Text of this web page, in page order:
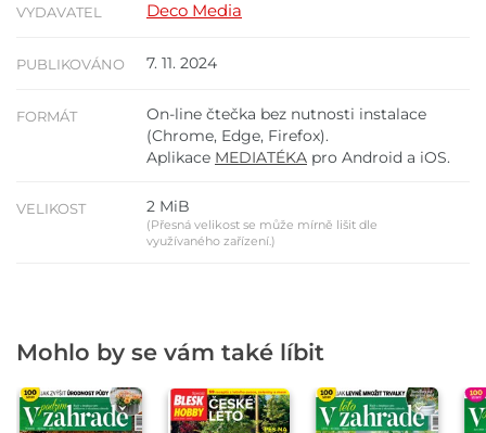
VYDAVATEL Deco Media
PUBLIKOVÁNO 7. 11. 2024
FORMÁT
On-line čtečka bez nutnosti instalace
(Chrome, Edge, Firefox).
Aplikace MEDIATÉKA pro Android a iOS.
VELIKOST 2 MiB
(Přesná velikost se může mírně lišit dle
využívaného zařízení.)
Mohlo by se vám také líbit